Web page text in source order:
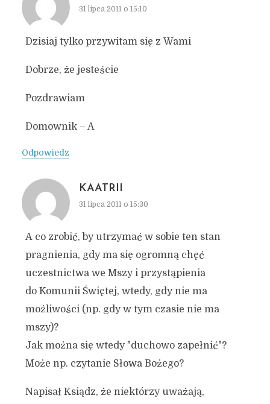
31 lipca 2011 o 15:10
Dzisiaj tylko przywitam się z Wami
Dobrze, że jesteście
Pozdrawiam
Domownik – A
Odpowiedz
KAATRII
31 lipca 2011 o 15:30
A co zrobić, by utrzymać w sobie ten stan
pragnienia, gdy ma się ogromną chęć
uczestnictwa we Mszy i przystąpienia
do Komunii Świętej, wtedy, gdy nie ma
możliwości (np. gdy w tym czasie nie ma
mszy)?
Jak można się wtedy "duchowo zapełnić"?
Może np. czytanie Słowa Bożego?
Napisał Ksiądz, że niektórzy uważają,